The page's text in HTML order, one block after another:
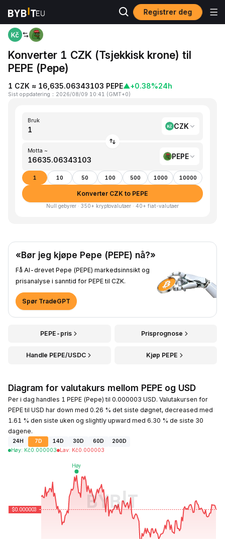
Registrer deg
Hjem CZK to PEPE
Konverter 1 CZK (Tsjekkisk krone) til
PEPE (Pepe)
1 CZK ≈ 16,635.06343103 PEPE▲+0.38%24h
Sist oppdatering ： 2026/08/09 10:41 (GMT+0)
Bruk
CZK
Motta ~
PEPE
1 10 50 100 500 1000 10000
Konverter CZK to PEPE
Null gebyrer · 350+ kryptovalutaer · 40+ fiat-valutaer
«Bør jeg kjøpe Pepe (PEPE) nå?»
Få AI-drevet Pepe (PEPE) markedsinnsikt og
prisanalyse i sanntid for PEPE til CZK.
Spør TradeGPT
PEPE-pris Prisprognose
Handle PEPE/USDC Kjøp PEPE
Diagram for valutakurs mellom PEPE og USD
Per i dag handles 1 PEPE (Pepe) til 0.000003 USD. Valutakursen for
PEPE til USD har down med 0.26 % det siste døgnet, decreased med
1.61 % den siste uken og slightly upward med 6.30 % de siste 30
dagene.
24H 7D 14D 30D 60D
200D
Høy: Kč0.000003 Lav: Kč0.000003